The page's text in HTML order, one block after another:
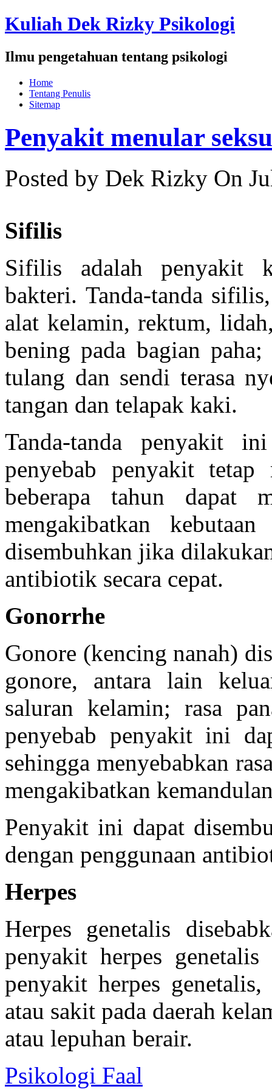
Kuliah Dek Rizky Psikologi
Ilmu pengetahuan tentang psikologi
Home
Tentang Penulis
Sitemap
Penyakit menular
Posted by Dek Rizky On
Sifilis
Sifilis adalah penyakit
bakteri. Tanda-tanda
alat kelamin, rektum,
bening pada bagian
tulang dan sendi terasa
tangan dan telapak kaki.
Tanda-tanda penyakit
penyebab penyakit
beberapa tahun dapat
mengakibatkan
disembuhkan jika
antibiotik secara cepat.
Gonorrhe
Gonore (kencing nanah)
gonore, antara lain
saluran kelamin; rasa
penyebab penyakit ini
sehingga menyebabkan
mengakibatkan
Penyakit ini dapat
dengan penggunaan
Herpes
Herpes genetalis
penyakit herpes
penyakit herpes
atau sakit pada daerah
atau lepuhan berair.
Psikologi Faal